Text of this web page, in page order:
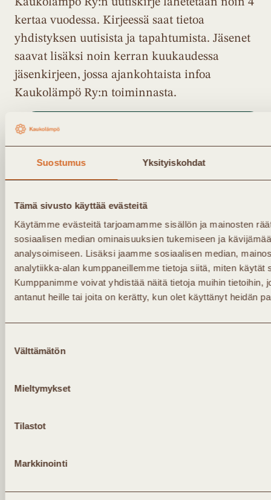
Suostumus Yksityiskohdat
Tämä sivusto käyttää evästeitä
Käytämme evästeitä tarjoamamme sisällön ja mainosten
sosiaalisen median ominaisuuksien tukemiseen ja
analysoimiseen. Lisäksi jaamme sosiaalisen median,
analytiikka-alan kumppaneillemme tietoja siitä, miten käytät
Kumppanimme voivat yhdistää näitä tietoja muihin tietoihin,
antanut heille tai joita on kerätty, kun olet käyttänyt heidän
valinta
Välttämätön
Mieltymykset
Tilastot
Markkinointi
Kaukolämpö Ry:n uutiskirje lähetetään noin 4
kertaa vuodessa. Kirjeessä saat tietoa
yhdistyksen uutisista ja tapahtumista. Jäsenet
saavat lisäksi noin kerran kuukaudessa
jäsenkirjeen, jossa ajankohtaista infoa
Kaukolämpö Ry:n toiminnasta.
Olen Kaukolämpö ry:n jäsen
En ole Kaukolämpö ry:n jäsen
uutis-/jäsenkirjeen sähköpostiini. Täyttämällä lomakkeen
kirjeen toimittamista varten. Tarkempi kuvaus